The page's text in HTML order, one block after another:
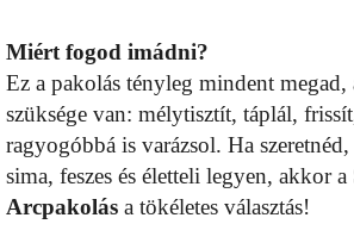
Miért fogod imádni?
Ez a pakolás tényleg mindent
szüksége van: mélytisztít, táplál,
ragyogóbbá is varázsol. Ha
sima, feszes és életteli legyen, akkor a
Arcpakolás a tökéletes választás!